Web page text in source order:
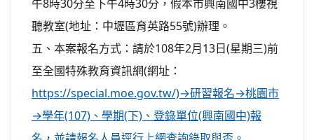
午8時30分至下午4時30分，假本市興南國中3樓視
聽教室(地址：中壢區育英路55號)辦理。
五、本案報名方式：請於108年2月13日(星期三)前
至全國特殊教育資訊網(網址：
https://special.moe.gov.tw/)→研習報名→桃園市
→學年(107)、學期(下)、登錄單位(興南國中)報